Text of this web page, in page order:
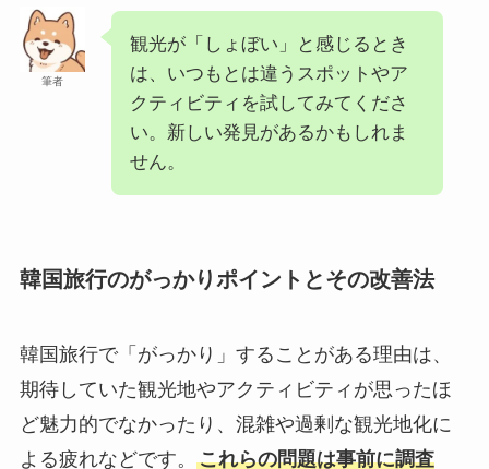
筆者
観光が「しょぼい」と感じるとき
は、いつもとは違うスポットやア
クティビティを試してみてくださ
い。新しい発見があるかもしれま
せん。
韓国旅行のがっかりポイントとその改善法
韓国旅行で「がっかり」することがある理由は、
期待していた観光地やアクティビティが思ったほ
ど魅力的でなかったり、混雑や過剰な観光地化に
よる疲れなどです。 これらの問題は事前に調査